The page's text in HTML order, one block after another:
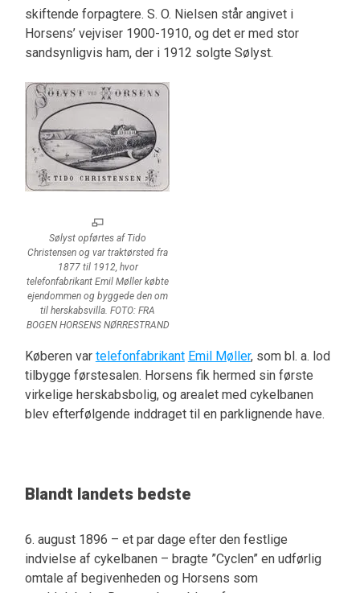
skiftende forpagtere. S. O. Nielsen står angivet i
Horsens’ vejviser 1900-1910, og det er med stor
sandsynligvis ham, der i 1912 solgte Sølyst.
Sølyst opførtes af Tido
Christensen og var traktørsted fra
1877 til 1912, hvor
telefonfabrikant Emil Møller købte
ejendommen og byggede den om
til herskabsvilla. FOTO: FRA
BOGEN HORSENS NØRRESTRAND
Køberen var telefonfabrikant Emil Møller, som bl. a. lod
tilbygge førstesalen. Horsens fik hermed sin første
virkelige herskabsbolig, og arealet med cykelbanen
blev efterfølgende inddraget til en parklignende have.
Blandt landets bedste
6. august 1896 – et par dage efter den festlige
indvielse af cykelbanen – bragte ”Cyclen” en udførlig
omtale af begivenheden og Horsens som